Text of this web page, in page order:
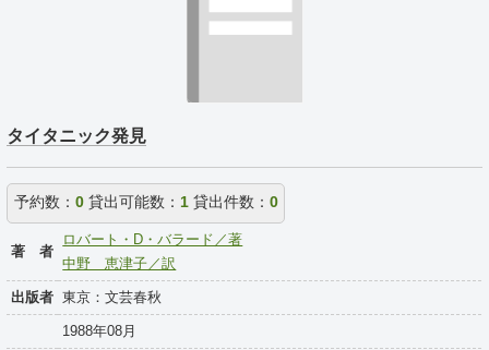
タイタニック発見
予約数： 0貸出可能数： 1貸出件数： 0
著 者
ロバート・D・バラード／著
中野 恵津子／訳
出版者 東京：文芸春秋
1988年08月